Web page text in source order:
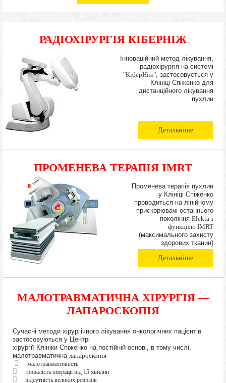
РАДІОХІРУРГІЯ КІБЕРНІЖ
Інноваційний метод лікування,
радіохірургія на системі
"КіберНіж", застосовується у
Клініці Спіженко для
дистанційного лікування
пухлин
Детальніше
ПРОМЕНЕВА ТЕРАПІЯ IMRT
Променева терапія пухлин
у Клініці Спіженко
проводиться на лінійному
прискорювачі останнього
покоління Elekta з
функцією IMRT
(максимального захисту
здорових тканин)
Детальніше
МАЛОТРАВМАТИЧНА ХІРУРГІЯ —
ЛАПАРОСКОПІЯ
Сучасні методи хірургічного лікування онкологічних пацієнтів
застосовуються у Центрі
хірургії Клініки Спіженко на постійній основі, в тому числі,
малотравматична лапароскопія
малотравматичність
тривалість операції від 15 хвилин
відсутність великих розрізів